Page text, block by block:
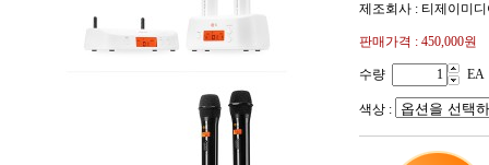
제조회사 : 티제이미
판매가격 : 450,000원
수량 EA
색상 :